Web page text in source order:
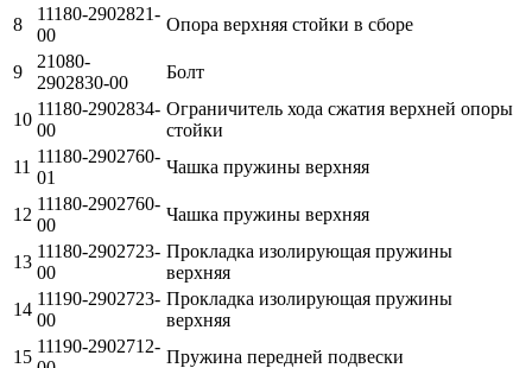
8
11180-2902821-
00
Опора верхняя стойки в сборе
9
21080-
2902830-00
Болт
10
11180-2902834-
00
Ограничитель хода сжатия верхней опоры
стойки
11
11180-2902760-
01
Чашка пружины верхняя
12
11180-2902760-
00
Чашка пружины верхняя
13
11180-2902723-
00
Прокладка изолирующая пружины
верхняя
14
11190-2902723-
00
Прокладка изолирующая пружины
верхняя
15
11190-2902712-
Пружина передней подвески